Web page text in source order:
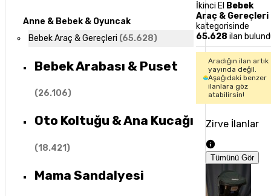
Anne & Bebek & Oyuncak
Bebek Araç & Gereçleri (65.628)
Bebek Arabası & Puset
(26.106)
Oto Koltuğu & Ana Kucağı
(18.421)
Mama Sandalyesi
İkinci El Bebek
Araç & Gereçleri
kategorisinde
65.628 ilan
Aradığın ilan artık
yayında değil.
Aşağıdaki benzer
ilanlara göz
atabilirsin!
Zirve İlanlar
Tümünü Gör